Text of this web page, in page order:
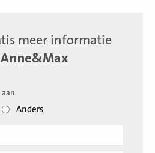
meer informatie
Anne&Max
aan
Anders